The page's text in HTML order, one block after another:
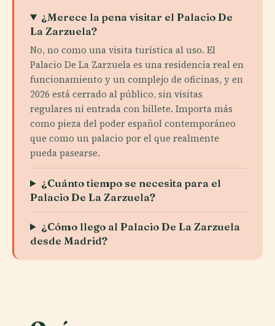
¿Merece la pena visitar el Palacio De
La Zarzuela?
No, no como una visita turística al uso. El
Palacio De La Zarzuela es una residencia real en
funcionamiento y un complejo de oficinas, y en
2026 está cerrado al público, sin visitas
regulares ni entrada con billete. Importa más
como pieza del poder español contemporáneo
que como un palacio por el que realmente
pueda pasearse.
¿Cuánto tiempo se necesita para el
Palacio De La Zarzuela?
¿Cómo llego al Palacio De La Zarzuela
desde Madrid?